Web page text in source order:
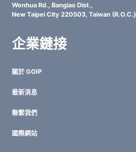
Wenhua Rd., Bangiao Dist.,
New Taipei City 220503, Taiwan (R.O.C.)
企業鏈接
關於 GOIP
最新消息
聯繫我們
國際網站